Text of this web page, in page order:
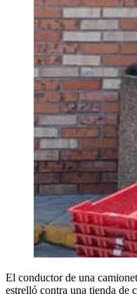
El conductor de una
estrelló contra una tienda de